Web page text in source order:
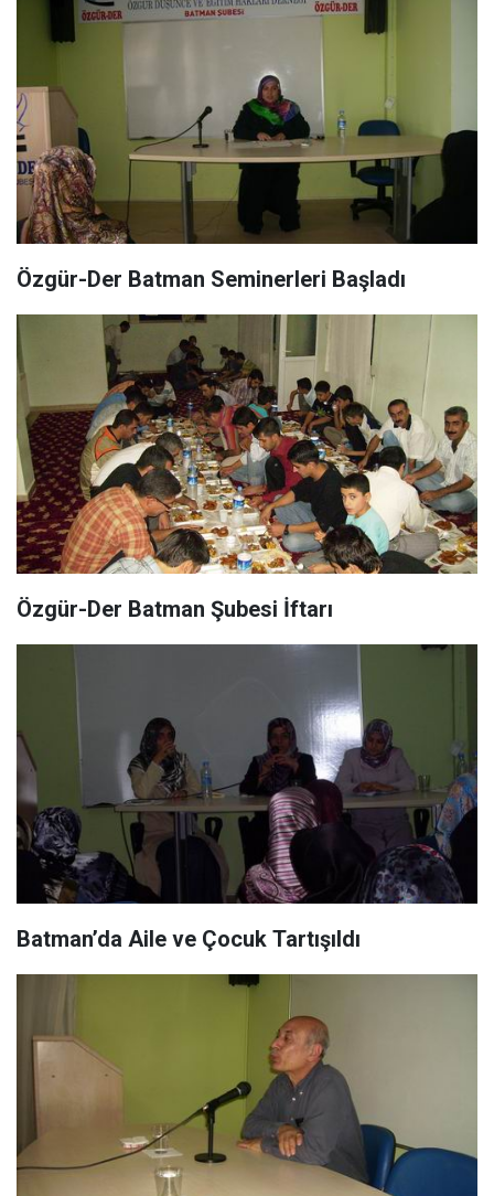
Özgür-Der Batman Seminerleri Başladı
Özgür-Der Batman Şubesi İftarı
Batman’da Aile ve Çocuk Tartışıldı